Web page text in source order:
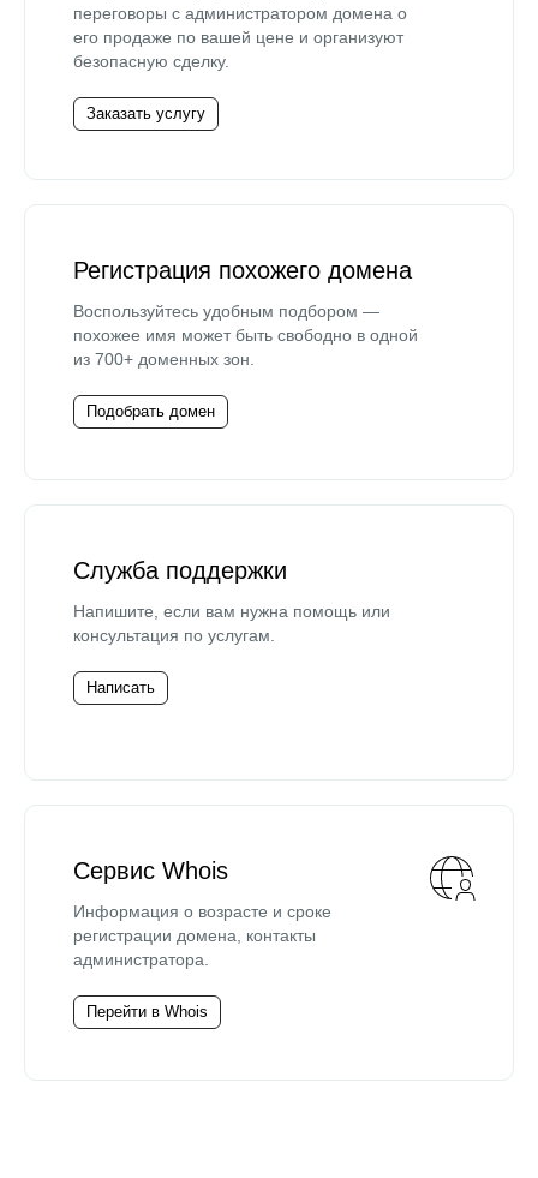
переговоры с администратором домена о
его продаже по вашей цене и организуют
безопасную сделку.
Заказать услугу
Регистрация похожего домена
Воспользуйтесь удобным подбором —
похожее имя может быть свободно в одной
из 700+ доменных зон.
Подобрать домен
Служба поддержки
Напишите, если вам нужна помощь или
консультация по услугам.
Написать
Сервис Whois
Информация о возрасте и сроке
регистрации домена, контакты
администратора.
Перейти в Whois